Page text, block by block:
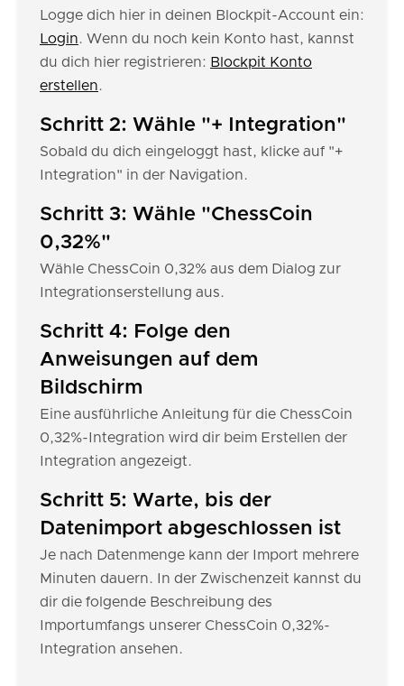
Logge dich hier in deinen Blockpit-Account ein:
Login. Wenn du noch kein Konto hast, kannst
du dich hier registrieren: Blockpit Konto
erstellen.
Schritt 2: Wähle "+ Integration"
Sobald du dich eingeloggt hast, klicke auf "+
Integration" in der Navigation.
Schritt 3: Wähle "ChessCoin
0,32%"
Wähle ChessCoin 0,32% aus dem Dialog zur
Integrationserstellung aus.
Schritt 4: Folge den
Anweisungen auf dem
Bildschirm
Eine ausführliche Anleitung für die ChessCoin
0,32%-Integration wird dir beim Erstellen der
Integration angezeigt.
Schritt 5: Warte, bis der
Datenimport abgeschlossen ist
Je nach Datenmenge kann der Import mehrere
Minuten dauern. In der Zwischenzeit kannst du
dir die folgende Beschreibung des
Importumfangs unserer ChessCoin 0,32%-
Integration ansehen.